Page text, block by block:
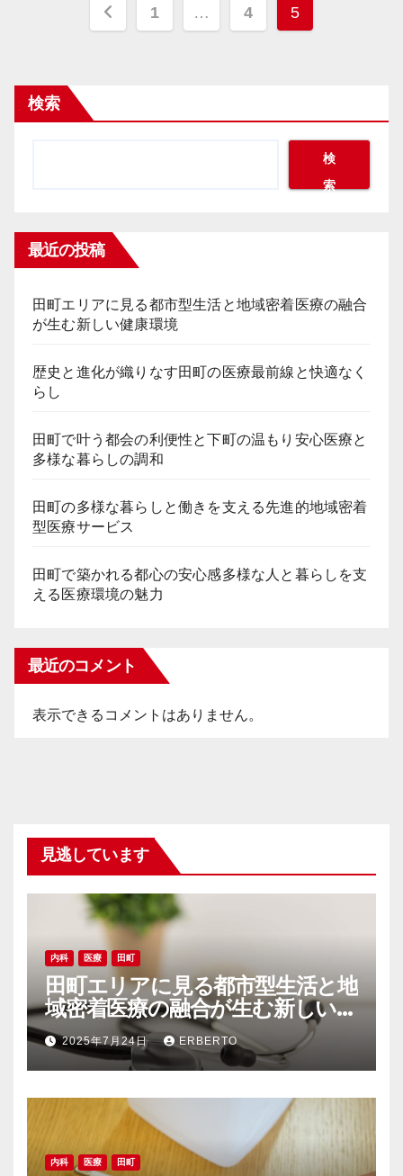
投
ペ
送
り
1 … 4 5
検索
検
索
最近の投稿
田町エリアに見る都市型生活と地域密着医療の融合
が生む新しい健康環境
歴史と進化が織りなす田町の医療最前線と快適なく
らし
田町で叶う都会の利便性と下町の温もり安心医療と
多様な暮らしの調和
田町の多様な暮らしと働きを支える先進的地域密着
型医療サービス
田町で築かれる都心の安心感多様な人と暮らしを支
える医療環境の魅力
最近のコメント
表示できるコメントはありません。
見逃しています
内科 医療 田町
田町エリアに見る都市型生活と地
域密着医療の融合が生む新しい健
康環境
2025年7月24日 ERBERTO
内科 医療 田町